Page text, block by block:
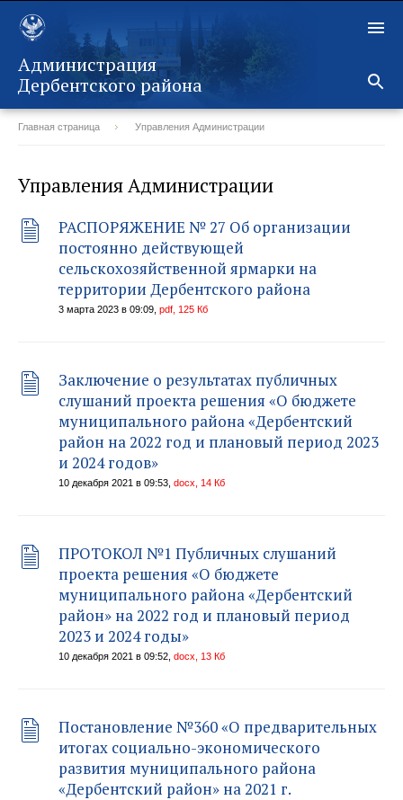
Администрация
Дербентского района
Главная страница Управления Администрации
Управления Администрации
РАСПОРЯЖЕНИЕ № 27 Об организации
постоянно действующей
сельскохозяйственной ярмарки на
территории Дербентского района
3 марта 2023 в 09:09, pdf, 125 Кб
Заключение о результатах публичных
слушаний проекта решения «О бюджете
муниципального района «Дербентский
район на 2022 год и плановый период 2023
и 2024 годов»
10 декабря 2021 в 09:53, docx, 14 Кб
ПРОТОКОЛ №1 Публичных слушаний
проекта решения «О бюджете
муниципального района «Дербентский
район» на 2022 год и плановый период
2023 и 2024 годы»
10 декабря 2021 в 09:52, docx, 13 Кб
Постановление №360 «О предварительных
итогах социально-экономического
развития муниципального района
«Дербентский район» на 2021 г.